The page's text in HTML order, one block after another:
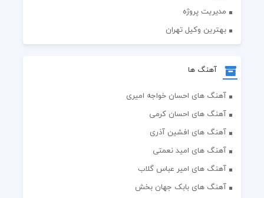
مدیریت پروژه
بهترین وکیل تهران
آهنگ ها
آهنگ های احسان خواجه امیری
آهنگ های احسان کرمی
آهنگ های افشین آذری
آهنگ های امید نعمتی
آهنگ های امیر عباس گلاب
آهنگ های بابک جهان بخش